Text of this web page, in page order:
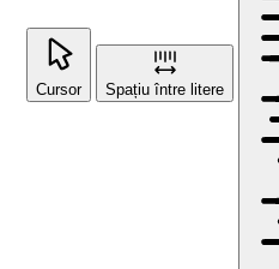
Cursor Spațiu între litere